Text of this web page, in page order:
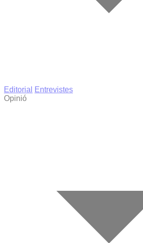
Editorial
Entrevistes
Opinió